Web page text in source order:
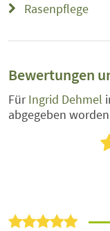
Rasenpflege
Bewertungen
FürIngrid Dehmel
abgegeben